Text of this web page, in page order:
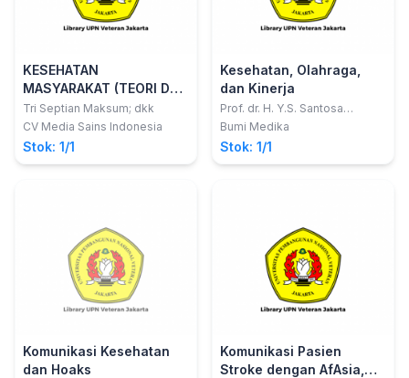
KESEHATAN
MASYARAKAT (TEORI DAN
PENERAPAN)
Tri Septian Maksum; dkk
CV Media Sains Indonesia
Stok: 1/1
Kesehatan, Olahraga,
dan Kinerja
Prof. dr. H. Y.S. Santosa
Giriwijoyo; dkk
Bumi Medika
Stok: 1/1
Komunikasi Kesehatan
dan Hoaks
Komunikasi Pasien
Stroke dengan AfAsia,